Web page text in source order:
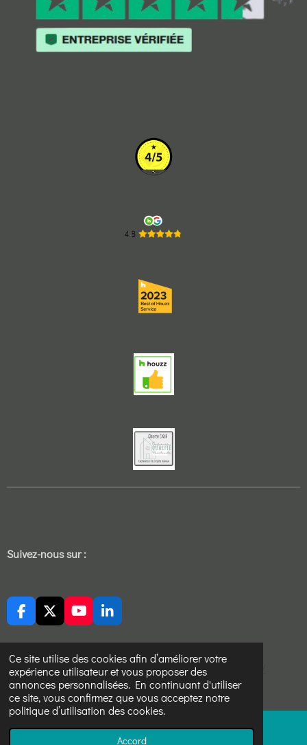
Ce site utilise des cookies afin d’améliorer votre
expérience utilisateur et vous proposer des
annonces personnalisées. En continuant d'utiliser
ce site, vous confirmez que vous acceptez notre
politique d’utilisation des cookies.
Accord
Suivez-nous sur :
F
a
c
e
b
o
o
k
X
Y
o
u
T
u
b
e
L
i
n
k
e
d
I
n
https://sites.google.com/view/ucj-aikido-cholet/accueil/
© 2022 - 2026 Sekure devis travaux